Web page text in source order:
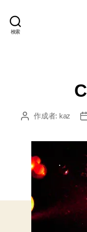
検索
投 作成者: kaz